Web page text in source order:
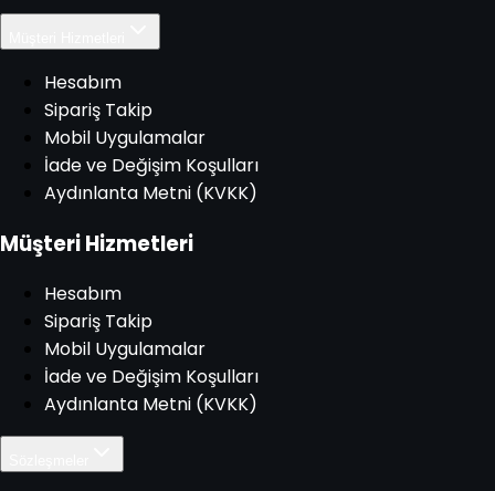
Hesabım
Sipariş Takip
Mobil Uygulamalar
İade ve Değişim Koşulları
Aydınlanta Metni (KVKK)
Müşteri Hizmetleri
Hesabım
Sipariş Takip
Mobil Uygulamalar
İade ve Değişim Koşulları
Aydınlanta Metni (KVKK)